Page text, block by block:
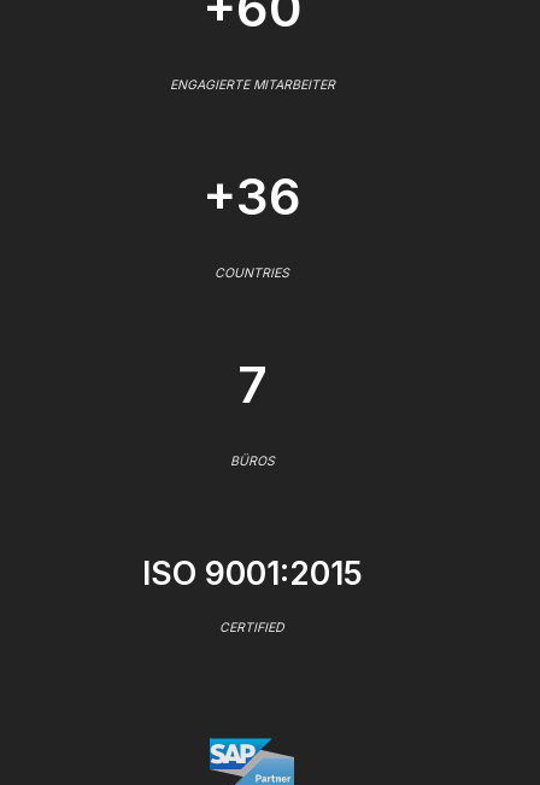
ENGAGIERTE MITARBEITER
+36
COUNTRIES
7
BÜROS
ISO 9001:2015
CERTIFIED